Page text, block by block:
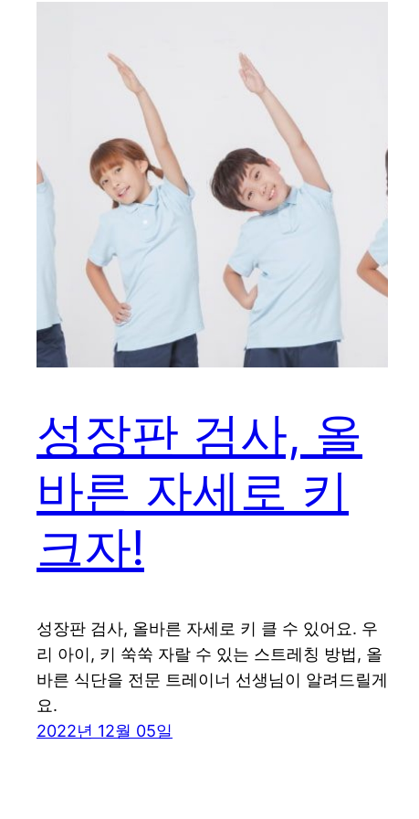
성장판 검사, 올
바른 자세로 키
크자!
성장판 검사, 올바른 자세로 키 클 수 있어요. 우
리 아이, 키 쑥쑥 자랄 수 있는 스트레칭 방법, 올
바른 식단을 전문 트레이너 선생님이 알려드릴게
요.
2022년 12월 05일